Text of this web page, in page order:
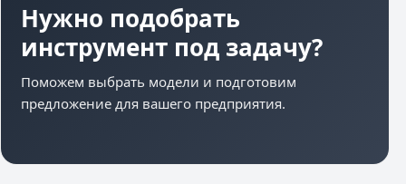
Нужно подобрать
инструмент под задачу?
Поможем выбрать модели и подготовим
предложение для вашего предприятия.